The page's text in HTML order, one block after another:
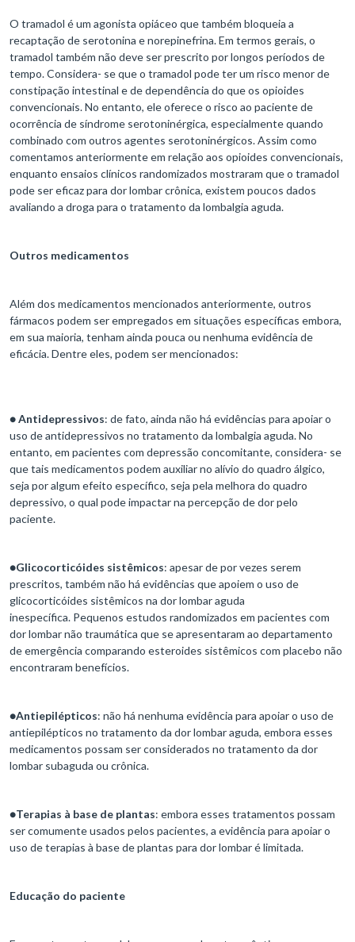
O tramadol é um agonista opiáceo que também bloqueia a
recaptação de serotonina e norepinefrina. Em termos gerais, o
tramadol também não deve ser prescrito por longos períodos de
tempo. Considera- se que o tramadol pode ter um risco menor de
constipação intestinal e de dependência do que os opioides
convencionais. No entanto, ele oferece o risco ao paciente de
ocorrência de síndrome serotoninérgica, especialmente quando
combinado com outros agentes serotoninérgicos. Assim como
comentamos anteriormente em relação aos opioides convencionais,
enquanto ensaios clínicos randomizados mostraram que o tramadol
pode ser eficaz para dor lombar crônica, existem poucos dados
avaliando a droga para o tratamento da lombalgia aguda.
Outros medicamentos
Além dos medicamentos mencionados anteriormente, outros
fármacos podem ser empregados em situações específicas embora,
em sua maioria, tenham ainda pouca ou nenhuma evidência de
eficácia. Dentre eles, podem ser mencionados:
●Antidepressivos: de fato, ainda não há evidências para apoiar o
uso de antidepressivos no tratamento da lombalgia aguda. No
entanto, em pacientes com depressão concomitante, considera- se
que tais medicamentos podem auxiliar no alívio do quadro álgico,
seja por algum efeito específico, seja pela melhora do quadro
depressivo, o qual pode impactar na percepção de dor pelo
paciente.
●Glicocorticóides sistêmicos: apesar de por vezes serem
prescritos, também não há evidências que apoiem o uso de
glicocorticóides sistêmicos na dor lombar aguda
inespecífica. Pequenos estudos randomizados em pacientes com
dor lombar não traumática que se apresentaram ao departamento
de emergência comparando esteroides sistêmicos com placebo não
encontraram benefícios.
●Antiepilépticos: não há nenhuma evidência para apoiar o uso de
antiepilépticos no tratamento da dor lombar aguda, embora esses
medicamentos possam ser considerados no tratamento da dor
lombar subaguda ou crônica.
●Terapias à base de plantas: embora esses tratamentos possam
ser comumente usados ​​pelos pacientes, a evidência para apoiar o
uso de terapias à base de plantas para dor lombar é limitada.
Educação do paciente